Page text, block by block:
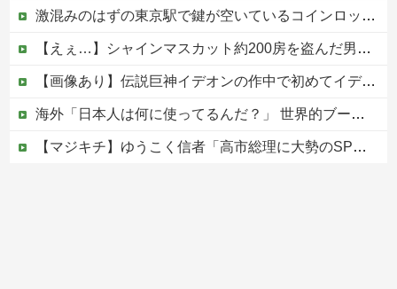
激混みのはずの東京駅で鍵が空いているコインロッカーが散見、「ラッキー」と思って中を確認してみると……
【えぇ…】シャインマスカット約200房を盗んだ男の自宅を調べた結果ｗｗｗｗｗｗｗｗ
【画像あり】伝説巨神イデオンの作中で初めてイデオンガンを使用しその威力を目にした主人公達の反応がこちら…
海外「日本人は何に使ってるんだ？」 世界的ブームの日本の食品、買ってみたものの使い道が分からない外国人が続出
【マジキチ】ゆうこく信者「高市総理に大勢のSP。税金の無駄遣いです」→『山上のようなテロリストのせい』とリプされ「山上君が犯人だとまだ思っておら...